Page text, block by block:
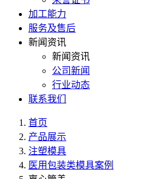
加工能力
服务及售后
新闻资讯
新闻资讯
公司新闻
行业动态
联系我们
首页
产品展示
注塑模具
医用包装类模具案例